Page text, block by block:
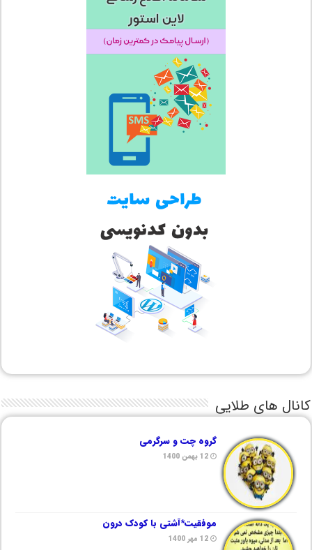
کانال های طلایی
گروه چت و سرگرمی
12 بهمن 1400
موفقیت*آشتی با کودک درون
12 مهر 1400